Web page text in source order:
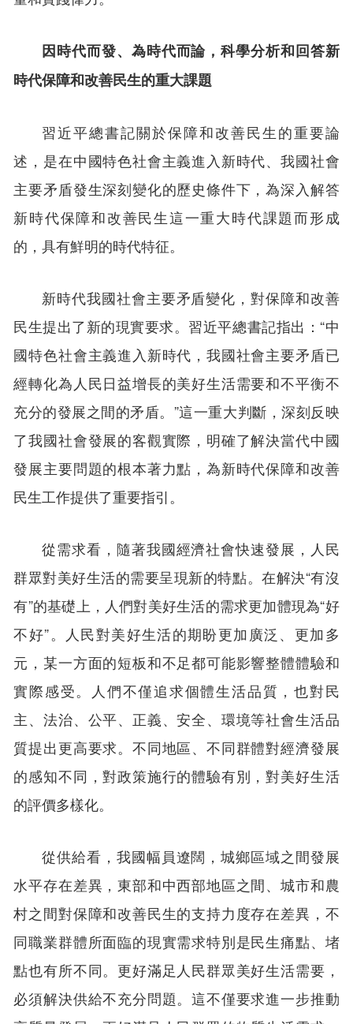
因時代而發、為時代而論，科學分析和回答新
時代保障和改善民生的重大課題
習近平總書記關於保障和改善民生的重要論
述，是在中國特色社會主義進入新時代、我國社會
主要矛盾發生深刻變化的歷史條件下，為深入解答
新時代保障和改善民生這一重大時代課題而形成
的，具有鮮明的時代特征。
新時代我國社會主要矛盾變化，對保障和改善
民生提出了新的現實要求。習近平總書記指出：“中
國特色社會主義進入新時代，我國社會主要矛盾已
經轉化為人民日益增長的美好生活需要和不平衡不
充分的發展之間的矛盾。”這一重大判斷，深刻反映
了我國社會發展的客觀實際，明確了解決當代中國
發展主要問題的根本著力點，為新時代保障和改善
民生工作提供了重要指引。
從需求看，隨著我國經濟社會快速發展，人民
群眾對美好生活的需要呈現新的特點。在解決“有沒
有”的基礎上，人們對美好生活的需求更加體現為“好
不好”。人民對美好生活的期盼更加廣泛、更加多
元，某一方面的短板和不足都可能影響整體體驗和
實際感受。人們不僅追求個體生活品質，也對民
主、法治、公平、正義、安全、環境等社會生活品
質提出更高要求。不同地區、不同群體對經濟發展
的感知不同，對政策施行的體驗有別，對美好生活
的評價多樣化。
從供給看，我國幅員遼闊，城鄉區域之間發展
水平存在差異，東部和中西部地區之間、城市和農
村之間對保障和改善民生的支持力度存在差異，不
同職業群體所面臨的現實需求特別是民生痛點、堵
點也有所不同。更好滿足人民群眾美好生活需要，
必須解決供給不充分問題。這不僅要求進一步推動